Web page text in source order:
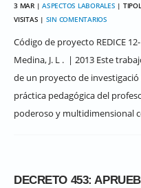
3 MAR | ASPECTOS LABORALES |
VISITAS | SIN COMENTARIOS
Código de proyecto REDICE
Medina, J. L . | 2013 Este
de un proyecto de
práctica pedagógica del
poderoso y multidimensional
DECRETO 453: